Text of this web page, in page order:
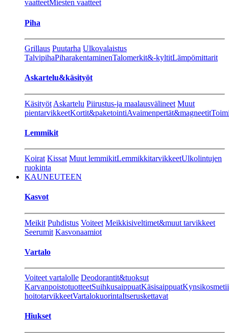
vaatteetMiesten vaatteet
Piha
Grillaus Puutarha Ulkovalaistus
TalvipihaPiharakentaminenTalomerkit&-kyltitLämpömittarit
Askartelu&käsityöt
Käsityöt Askartelu Piirustus-ja maalausvälineet Muut
pientarvikkeetKortit&paketointiAvaimenpertät&magneetit
Lemmikit
Koirat Kissat Muut lemmikitLemmikkitarvikkeetUlkolintujen
ruokinta
KAUNEUTEEN
Kasvot
Meikit Puhdistus Voiteet Meikkisiveltimet&muut tarvikkeet
Seerumit Kasvonaamiot
Vartalo
Voiteet vartalolle Deodorantit&tuoksut
KarvanpoistotuotteetSuihkusaippuatKäsisaippuat
hoitotarvikkeetVartalokuorintaItseruskettavat
Hiukset